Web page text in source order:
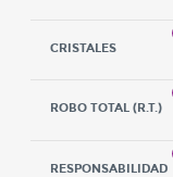
CRISTALES
ROBO TOTAL (R.T.)
RESPONSABILIDAD